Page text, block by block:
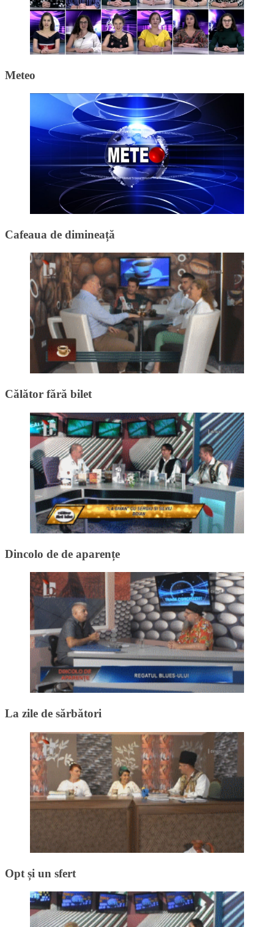
Meteo
Cafeaua de dimineață
Călător fără bilet
Dincolo de de aparențe
La zile de sărbători
Opt și un sfert